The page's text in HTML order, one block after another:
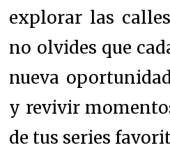
explorar las
no olvides que
nueva
y revivir
de tus series